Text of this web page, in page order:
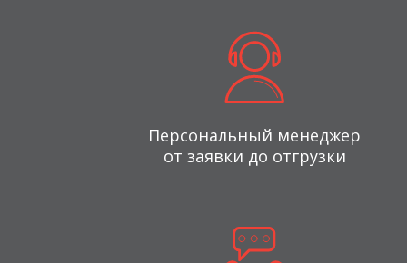
Персональный менеджер
от заявки до отгрузки